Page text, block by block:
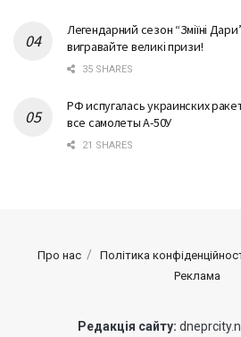
Легендарний сезон “Змiїнi
вигравайте великі призи!
35 SHARES
РФ испугалась украинских
все самолеты А-50У
21 SHARES
Про нас Політика
Реклама
Редакція сайту: